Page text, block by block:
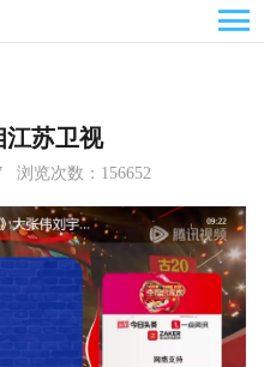

江苏卫视
浏览次数：156652